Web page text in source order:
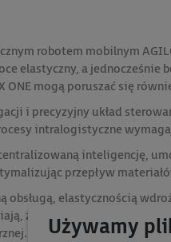
robotem mobilnym
elastyczny, a
mogą poruszać się
i precyzyjny układ
intralogistyczne
inteligencję,
przepływ
obsługą, elastycznością
że jest on idealnym